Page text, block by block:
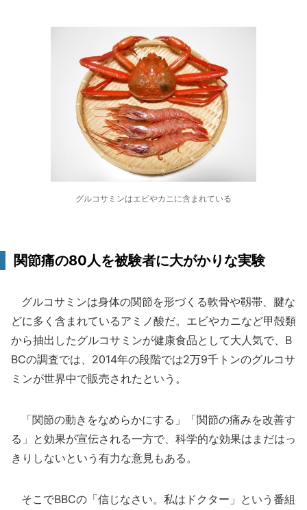
グルコサミンはエビやカニに含まれている
関節痛の80人を被験者に大がかりな実験
グルコサミンは身体の関節を形づくる軟骨や靱帯、腱な
どに多く含まれているアミノ酸だ。エビやカニなど甲殻類
から抽出したグルコサミンが健康食品として大人気で、B
BCの調査では、2014年の段階では2万9千トンのグルコサ
ミンが世界中で販売されたという。
「関節の動きをなめらかにする」「関節の痛みを改善す
る」と効果が宣伝される一方で、科学的な効果はまだはっ
きりしないという有力な意見もある。
そこでBBCの「信じなさい。私はドクター」という番組